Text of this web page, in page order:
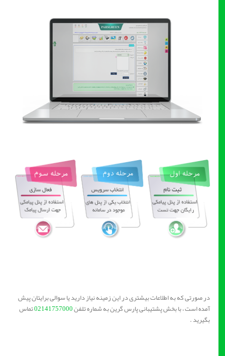
در صورتی که به اطلاعات بیشتری در این زمینه نیاز دارید یا سوالی برایتان پیش
آمده است ، با بخش پشتیبانی پارس گرین به شماره تلفن02141757000تماس
بگیرید .